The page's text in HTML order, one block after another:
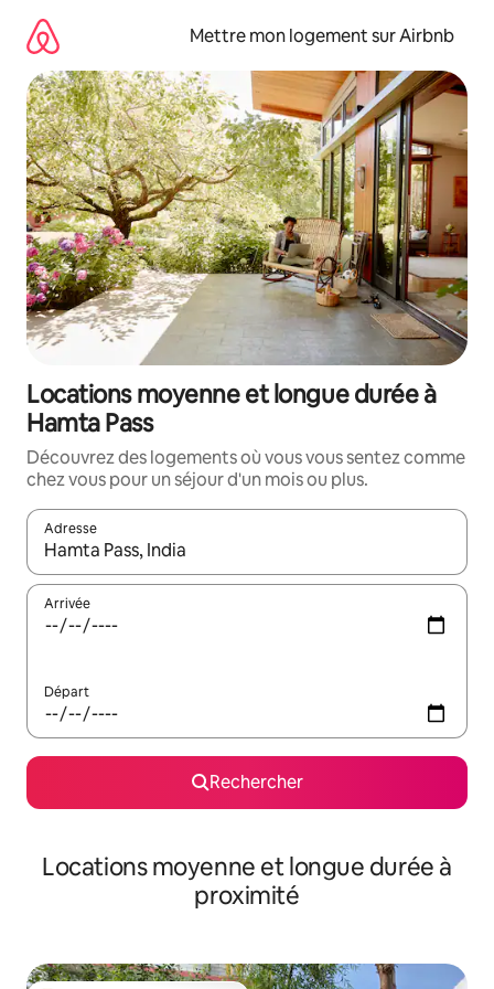
directement
contenu
Mettre mon logement sur Airbnb
Locations moyenne et longue durée à
Hamta Pass
Découvrez des logements où vous vous sentez comme
chez vous pour un séjour d'un mois ou plus.
Adresse
Lorsque les résultats s'affichent, utilisez les flèches vers le
Arrivée
Départ
Rechercher
Locations moyenne et longue durée à
proximité